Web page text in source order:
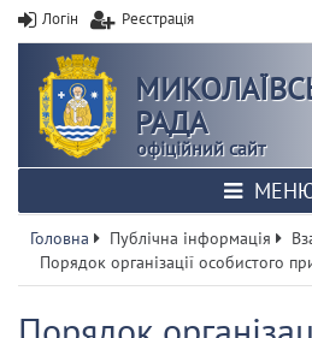
Логін Реєстрація
РАДА
офіційний сайт
Головна Публічна інформація
Порядок організації особистого